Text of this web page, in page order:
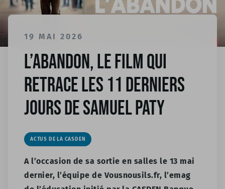
19 MAI 2026
L’abandon, le film qui
retrace les 11 derniers
jours de Samuel Paty
ACTUS DE LA CASDEN
A l’occasion de sa sortie en salles le 13 mai
dernier, l’équipe de Vousnousils.fr, l’emag